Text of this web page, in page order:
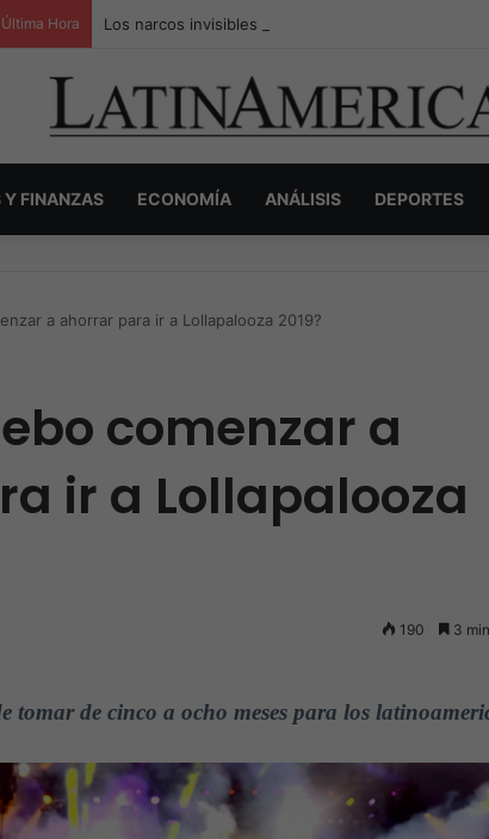
Hora Los narcos invisibles de Colombia: la guerra
Y FINANZAS ECONOMÍA ANÁLISIS DEPORTES
a ahorrar para ir a Lollapalooza 2019?
comenzar a
ir a Lollapalooza
190 3
tomar de cinco a ocho meses para los